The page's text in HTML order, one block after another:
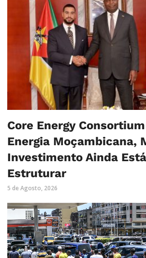
Core Energy
Energia Moçambicana,
Investimento Ainda
Estruturar
5 de Agosto, 2026